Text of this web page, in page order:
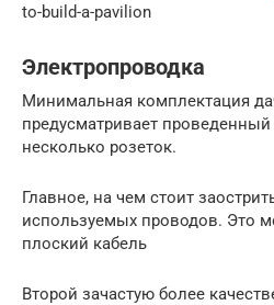
to-build-a-pavilion
Электропроводка
Минимальная комплектация
предусматривает
несколько розеток.
Главное, на чем стоит
используемых проводов. Это
плоский кабель
Второй зачастую более